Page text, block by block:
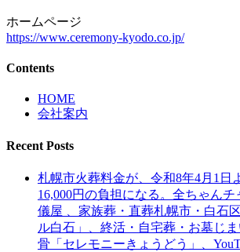
ホームページ
https://www.ceremony-kyodo.co.jp/
Contents
HOME
会社案内
Recent Posts
札幌市火葬料金が、令和8年4月1日
16,000円の負担になる。全ちゃん
儀屋 、家族葬・直葬札幌市・白石
ル白石」、終活・自宅葬・お墓じ
骨「セレモニーきょうどう」、